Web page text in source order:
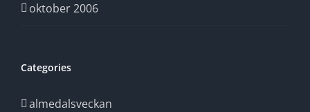
oktober 2006
Categories
almedalsveckan